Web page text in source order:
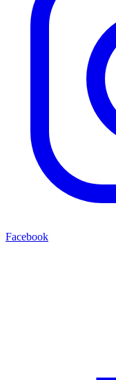
Facebook